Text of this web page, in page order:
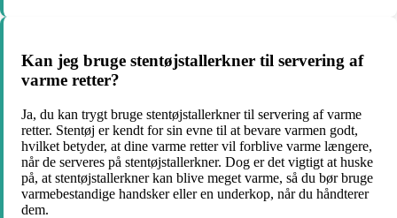
Kan jeg bruge stentøjstallerkner til servering af
varme retter?
Ja, du kan trygt bruge stentøjstallerkner til servering af varme
retter. Stentøj er kendt for sin evne til at bevare varmen godt,
hvilket betyder, at dine varme retter vil forblive varme længere,
når de serveres på stentøjstallerkner. Dog er det vigtigt at huske
på, at stentøjstallerkner kan blive meget varme, så du bør bruge
varmebestandige handsker eller en underkop, når du håndterer
dem.